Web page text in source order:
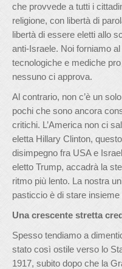
che provvede a tutti i
religione, con libertà di
libertà di essere eletti allo
anti-Israele. Noi forniamo
tecnologiche e mediche
nessuno ci approva.
Al contrario, non c’è un
pochi che sono ancora
critichi. L’America non ci
eletta Hillary Clinton,
disimpegno fra USA e
eletto Trump, accadrà la
ritmo più lento. La nostra
pasticcio è di stare insieme
Una crescente stretta
Spesso tendiamo a
stato così ostile verso lo
1917, subito dopo che la